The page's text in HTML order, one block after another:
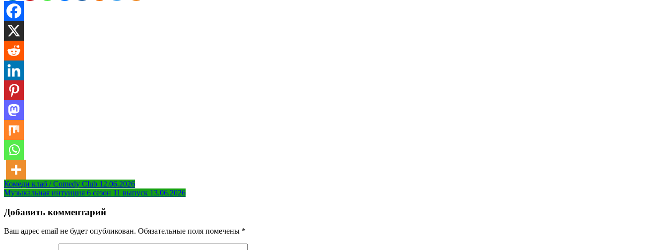
Навигация
по
записям
Комеди клаб / Comedy Club 12.06.2026
Музыкальная интуиция 6 сезон 11 выпуск 13.06.2026
Добавить комментарий
Ваш адрес email не будет опубликован. Обязательные поля помечены *